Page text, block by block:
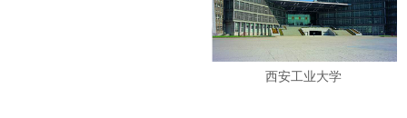
西安工业大学